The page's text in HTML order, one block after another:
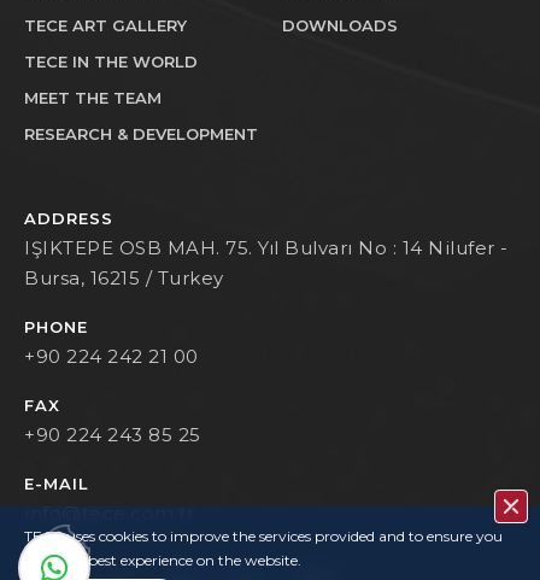
TECE ART GALLERY
TECE IN THE WORLD
MEET THE TEAM
RESEARCH & DEVELOPMENT
DOWNLOADS
ADDRESS
IŞIKTEPE OSB MAH. 75. Yıl Bulvarı No : 14 Nilufer -
Bursa, 16215 / Turkey
PHONE
+90 224 242 21 00
FAX
+90 224 243 85 25
E-MAIL
info@tece.com.tr
TECE uses cookies to improve the services provided and to ensure you
have the best experience on the website.